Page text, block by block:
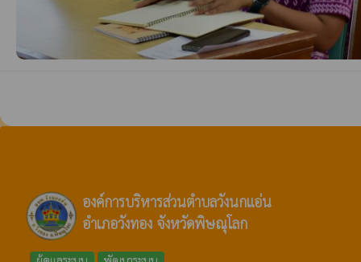
องค์การบริหารส่วนตำบลวังนกแอ่น
อำเภอวังทอง จังหวัดพิษณุโลก